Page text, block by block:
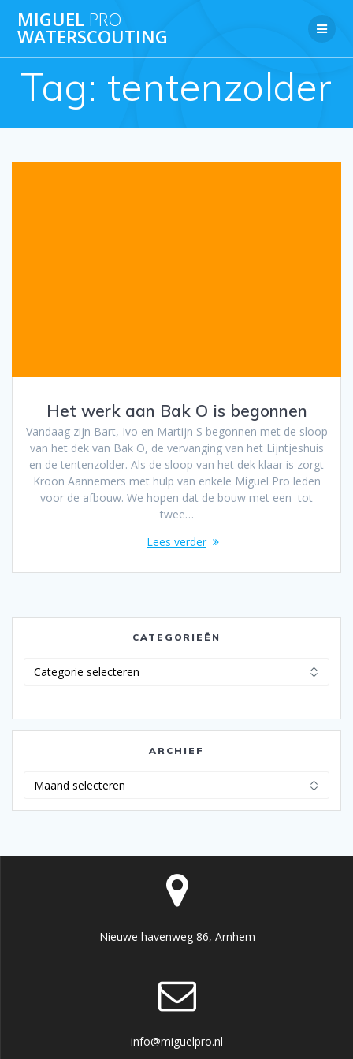
inhoud
MIGUEL PRO
WATERSCOUTING
Tag: tentenzolder
Het werk aan Bak O is begonnen
Vandaag zijn Bart, Ivo en Martijn S begonnen met de sloop
van het dek van Bak O, de vervanging van het Lijntjeshuis
en de tentenzolder. Als de sloop van het dek klaar is zorgt
Kroon Aannemers met hulp van enkele Miguel Pro leden
voor de afbouw. We hopen dat de bouw met een tot
twee…
Lees verder
CATEGORIEËN
ARCHIEF
Nieuwe havenweg 86, Arnhem
info@miguelpro.nl